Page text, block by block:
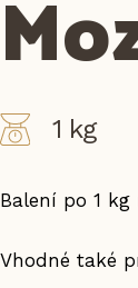
1 kg
Balení po 1
Vhodné také